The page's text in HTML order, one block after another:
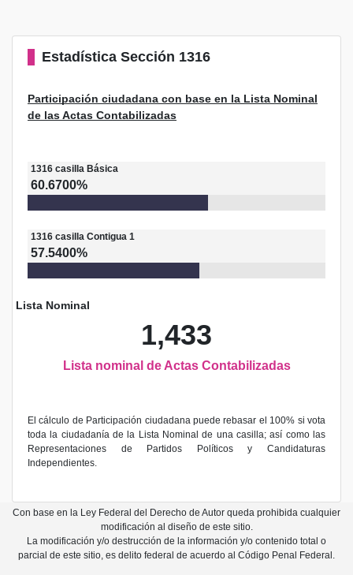
Estadística Sección 1316
Participación ciudadana con base en la Lista Nominal
de las Actas Contabilizadas
1316 casilla Básica
60.6700%
1316 casilla Contigua 1
57.5400%
Lista Nominal
1,433
Lista nominal de Actas Contabilizadas
El cálculo de Participación ciudadana puede rebasar el 100% si vota
toda la ciudadanía de la Lista Nominal de una casilla; así como las
Representaciones de Partidos Políticos y Candidaturas
Independientes.
Con base en la Ley Federal del Derecho de Autor queda prohibida cualquier
modificación al diseño de este sitio.
La modificación y/o destrucción de la información y/o contenido total o
parcial de este sitio, es delito federal de acuerdo al Código Penal Federal.